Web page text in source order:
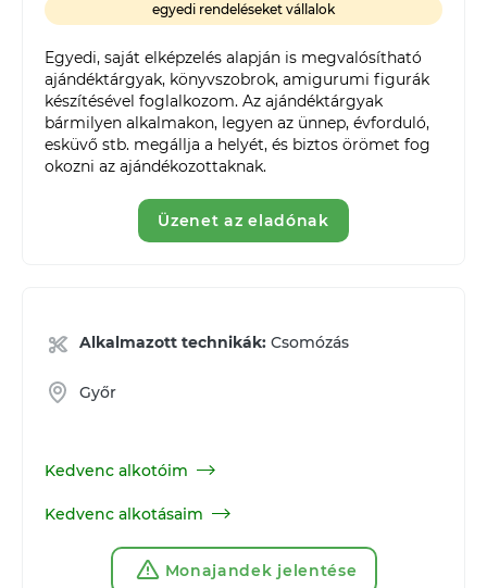
egyedi rendeléseket vállalok
Egyedi, saját elképzelés alapján is megvalósítható
ajándéktárgyak, könyvszobrok, amigurumi figurák
készítésével foglalkozom. Az ajándéktárgyak
bármilyen alkalmakon, legyen az ünnep, évforduló,
esküvő stb. megállja a helyét, és biztos örömet fog
okozni az ajándékozottaknak.
Üzenet az eladónak
Alkalmazott technikák: Csomózás
Győr
Kedvenc alkotóim
Kedvenc alkotásaim
Monajandek jelentése